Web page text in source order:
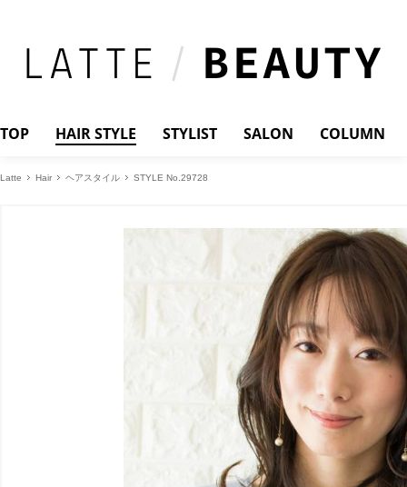
TOP HAIR STYLE STYLIST SALON COLUMN
Latte Hair ヘアスタイル STYLE No.29728